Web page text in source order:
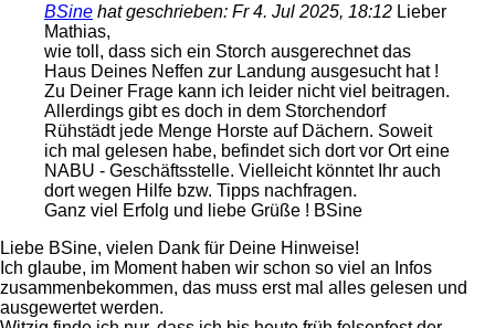
BSine hat geschrieben: Fr 4. Jul 2025, 18:12 Lieber
Mathias,
wie toll, dass sich ein Storch ausgerechnet das
Haus Deines Neffen zur Landung ausgesucht hat !
Zu Deiner Frage kann ich leider nicht viel beitragen.
Allerdings gibt es doch in dem Storchendorf
Rühstädt jede Menge Horste auf Dächern. Soweit
ich mal gelesen habe, befindet sich dort vor Ort eine
NABU - Geschäftsstelle. Vielleicht könntet Ihr auch
dort wegen Hilfe bzw. Tipps nachfragen.
Ganz viel Erfolg und liebe Grüße ! BSine
Liebe BSine, vielen Dank für Deine Hinweise!
Ich glaube, im Moment haben wir schon so viel an Infos
zusammenbekommen, das muss erst mal alles gelesen und
ausgewertet werden.